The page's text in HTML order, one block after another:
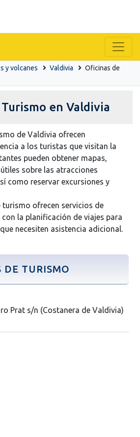
y volcanes Valdivia
Oficinas de
en Valdivia
de Valdivia ofrecen
a los turistas que visitan la
pueden obtener mapas,
sobre las atracciones
como reservar excursiones y
turismo ofrecen servicios de
la planificación de viajes para
necesiten asistencia adicional.
DE TURISMO
Prat s/n (Costanera de Valdivia)